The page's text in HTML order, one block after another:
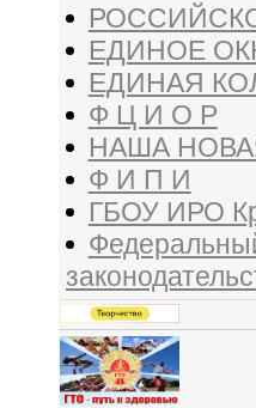
ЕДИНОЕ
ЕДИНАЯ
Ф Ц И О Р
НАША
Ф И П И
ГБОУ ИРО